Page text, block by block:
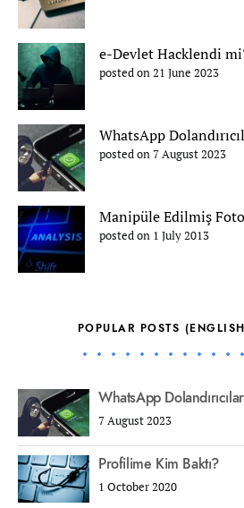
e-Devlet Hacklendi
posted on 21 June 2023
WhatsApp
posted on 7 August 2023
Manipüle Edilmiş
posted on 1 July 2013
POPULAR POSTS
WhatsApp
7 August 2023
Profilime Kim Baktı?
1 October 2020